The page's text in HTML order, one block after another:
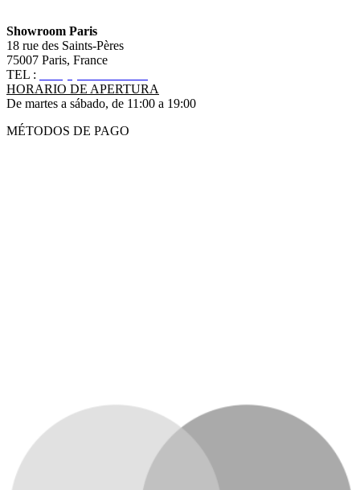
Showroom Paris
18 rue des Saints-Pères
75007 Paris, France
TEL :
HORARIO DE APERTURA
De martes a sábado, de 11:00 a 19:00
MÉTODOS DE PAGO